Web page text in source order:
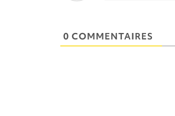
0 COMMENTAIRES